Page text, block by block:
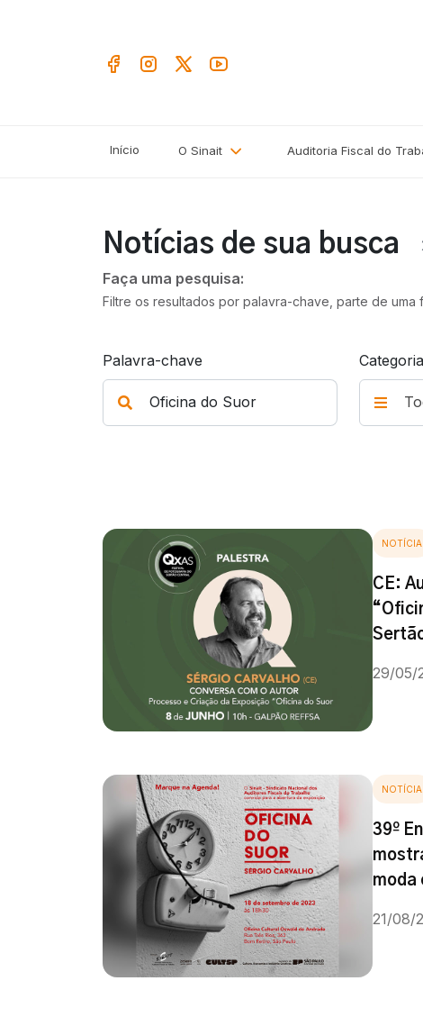
Início O Sinait Auditoria Fiscal do
Notícias de sua busca
Faça uma pesquisa:
Filtre os resultados por palavra-chave, parte de
Palavra-chave Categoria
NOTÍCIA
CE:
29/05/
NOTÍCIA
39º
moda
21/08/